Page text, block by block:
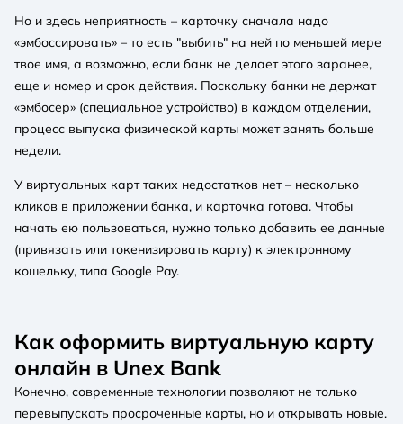
Но и здесь неприятность – карточку сначала надо
«эмбоссировать» – то есть "выбить" на ней по меньшей мере
твое имя, а возможно, если банк не делает этого заранее,
еще и номер и срок действия. Поскольку банки не держат
«эмбосер» (специальное устройство) в каждом отделении,
процесс выпуска физической карты может занять больше
недели.
У виртуальных карт таких недостатков нет – несколько
кликов в приложении банка, и карточка готова. Чтобы
начать ею пользоваться, нужно только добавить ее данные
(привязать или токенизировать карту) к электронному
кошельку, типа Google Pay.
Как оформить виртуальную карту
онлайн в Unex Bank
Конечно, современные технологии позволяют не только
перевыпускать просроченные карты, но и открывать новые.